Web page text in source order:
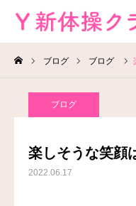
ブログ ブログ
ブログ
楽しそうな笑顔
2022.06.17
無料体験
HOME